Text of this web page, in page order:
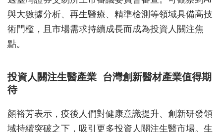
與大數據分析、再生醫療、精準檢測等領域具備高技
術門檻，且市場需求持續成長而成為投資人關注焦
點。
投資人關注生醫產業 台灣創新醫材產業值得期
待
顏裕芳表示，疫後人們對健康意識提升、創新研發領
域持續突破之下，吸引更多投資人關注生醫市場。生